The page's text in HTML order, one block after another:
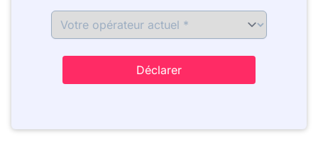
Déclarer